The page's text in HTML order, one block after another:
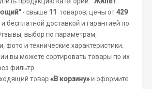
на полуприцепы
полуприцепов
- свыше 11 товаров, цены от429
бесплатной доставкой и гарантией по
выбор по параметрам,
фото и технические характеристики.
вы можете сортировать товары по их
фильтр.
товар «В корзину»и оформите